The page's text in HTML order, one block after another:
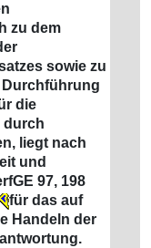
zu dem
sowie zu
die
durch
liegt nach
und
97, 198
für das auf
Handeln der